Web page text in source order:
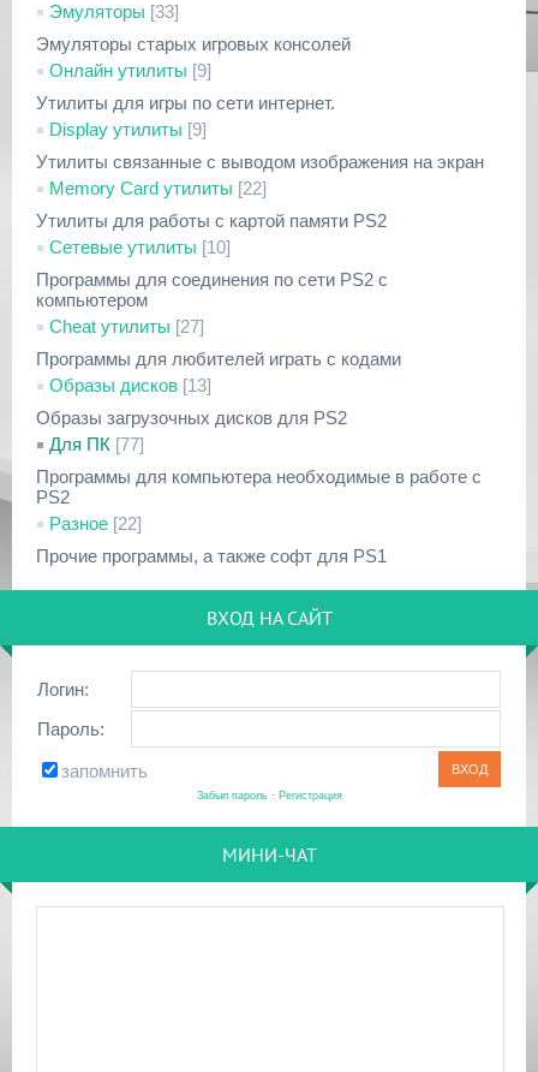
Эмуляторы [33]
Эмуляторы старых игровых консолей
Онлайн утилиты [9]
Утилиты для игры по сети интернет.
Display утилиты [9]
Утилиты связанные с выводом изображения на экран
Memory Card утилиты [22]
Утилиты для работы с картой памяти PS2
Сетевые утилиты [10]
Программы для соединения по сети PS2 с
компьютером
Cheat утилиты [27]
Программы для любителей играть с кодами
Образы дисков [13]
Образы загрузочных дисков для PS2
Для ПК [77]
Программы для компьютера необходимые в работе с
PS2
Разное [22]
Прочие программы, а также софт для PS1
ВХОД НА САЙТ
Логин:
Пароль:
запомнить
Забыл пароль· Регистрация
МИНИ-ЧАТ